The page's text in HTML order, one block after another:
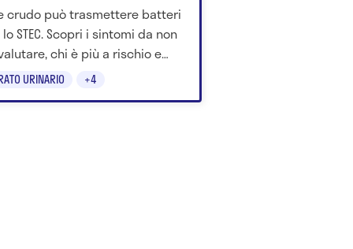
URINARIO +4
crudo può trasmettere batteri
STEC. Scopri i sintomi da non
chi è più a rischio e
prevenire la sindrome